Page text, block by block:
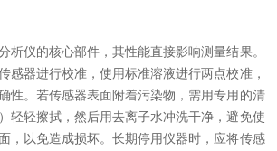
析仪的核心部件，其性能直接影响测量结果。
感器进行校准，使用标准溶液进行两点校准，
性。若传感器表面附着污染物，需用专用的清
轻轻擦拭，然后用去离子水冲洗干净，避免使
，以免造成损坏。长期停用仪器时，应将传感